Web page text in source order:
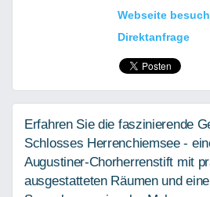
Webseite
Direktanfrage
Erfahren Sie die faszinierende
Schlosses Herrenchiemsee -
Augustiner-Chorherrenstift mit
ausgestatteten Räumen und